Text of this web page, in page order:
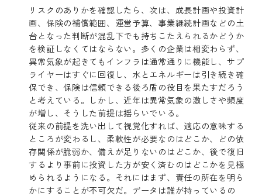
リスクのありかを確認したら、次は、成長計画や投資計
画、保険の補償範囲、運営予算、事業継続計画などの土
台となった判断が混乱下でも持ちこたえられるかどうか
を検証しなくてはならない。多くの企業は相変わらず、
異常気象が起きてもインフラは通常通りに機能し、サプ
ライヤーはすぐに回復し、水とエネルギーは引き続き確
保でき、保険は信頼できる後ろ盾の役目を果たすだろう
と考えている。しかし、近年は異常気象の激しさや頻度
が増し、そうした前提は揺らいでいる。
従来の前提を洗い出して視覚化すれば、適応の意味する
ところが変わるし、柔軟性が必要なのはどこか、どの依
存関係が脆弱か、備えが足りないのはどこか、後で復旧
するより事前に投資した方が安く済むのはどこかを見極
められるようになる。それにはまず、責任の所在を明ら
かにすることが不可欠だ。データは誰が持っているの